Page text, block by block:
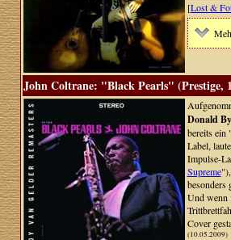
[Lost &
John Coltrane: "Black Pearls" (Prestige,
Donald
bereits ein
Label,
Impulse-
Supreme
besonders
Und wenn
Cover
(10.05.2009)